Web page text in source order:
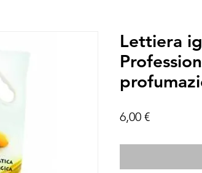
Lettiera
6,00 €Prezzo